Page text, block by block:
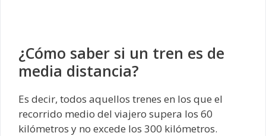
¿Cómo saber si un tren es de
media distancia?
Es decir, todos aquellos trenes en los que el
recorrido medio del viajero supera los 60
kilómetros y no excede los 300 kilómetros.